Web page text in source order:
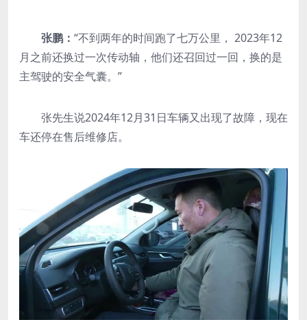
张鹏： “不到两年的时间跑了七万公里， 2023年12
月之前还换过一次传动轴，他们还召回过一回，换的是
主驾驶的安全气囊。”
张先生说2024年12月31日车辆又出现了故障，现在
车还停在售后维修店。